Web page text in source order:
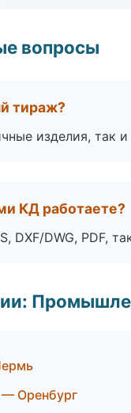
вопросы
тираж?
изделия, так
КД работаете?
DXF/DWG, PDF,
Оренбург